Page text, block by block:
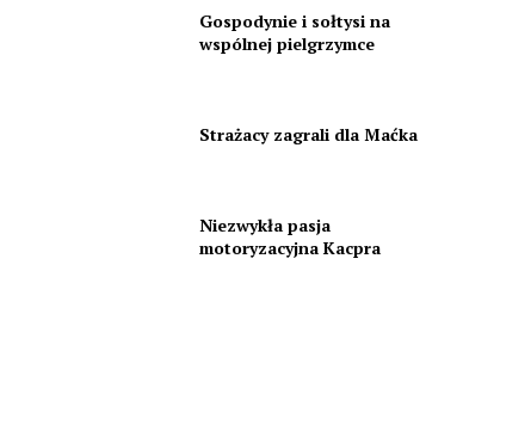
Gospodynie i sołtysi na
wspólnej pielgrzymce
Strażacy zagrali dla Maćka
Niezwykła pasja
motoryzacyjna Kacpra